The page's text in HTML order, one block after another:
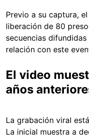
Previo a su captura,
liberación de 80
secuencias
relación con este
El video
años
La grabación viral
La inicial muestra a